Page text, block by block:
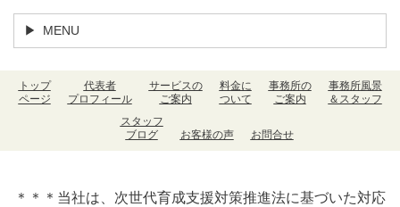
MENU
トップ
ページ
代表者
プロフィール
サービスの
ご案内
料金に
ついて
事務所の
ご案内
事務所風景
＆スタッフ
スタッフ
ブログ
お客様の声 お問合せ
＊＊＊当社は、次世代育成支援対策推進法に基づいた対応